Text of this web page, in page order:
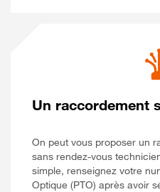
Un raccordement
On peut vous proposer un
sans rendez-vous
simple, renseignez votre
Optique (PTO) après avoir